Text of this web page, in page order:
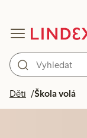
Děti Škola volá